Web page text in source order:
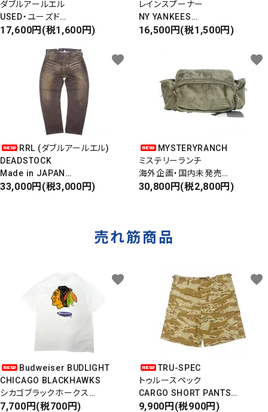
ダブルアールエル
USED・ユーズド
6PANEL CAP
17,600円(税1,600円)
レインスプーナー
NY YANKEES
ニューヨークヤンキース
16,500円(税1,500円)
RRL (ダブルアールエル)
DEADSTOCK
Made in JAPAN
DAMAGE DENIM PANTS
33,000円(税3,000円)
favorite
MYSTERYRANCH
ミステリーランチ
海外企画・国内未発売
WAIST BAG
30,800円(税2,800円)
favorite
売れ筋商品
Budweiser BUDLIGHT
CHICAGO BLACKHAWKS
シカゴブラックホークス
半袖Tシャツ
7,700円(税700円)
favorite
TRU-SPEC
トゥルースペック
CARGO SHORT PANTS
カーゴショートパンツ
9,900円(税900円)
favorite